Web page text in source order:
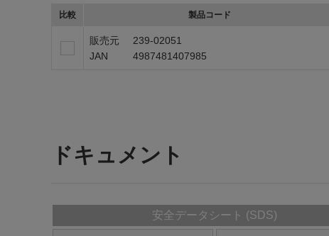
比較 製品コード
販売元
239-02051
JAN
4987481407985
ドキュメント
安全データシート (SDS)